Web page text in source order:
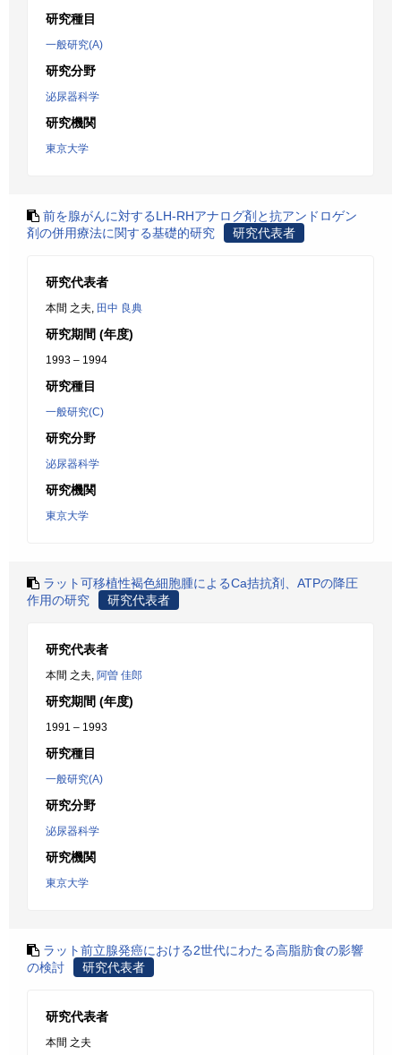
研究種目
一般研究(A)
研究分野
泌尿器科学
研究機関
東京大学
前を腺がんに対するLH-RHアナログ剤と抗アンドロゲン
剤の併用療法に関する基礎的研究
研究代表者
研究代表者
本間 之夫, 田中 良典
研究期間 (年度)
1993 – 1994
研究種目
一般研究(C)
研究分野
泌尿器科学
研究機関
東京大学
ラット可移植性褐色細胞腫によるCa拮抗剤、ATPの降圧
作用の研究
研究代表者
研究代表者
本間 之夫, 阿曽 佳郎
研究期間 (年度)
1991 – 1993
研究種目
一般研究(A)
研究分野
泌尿器科学
研究機関
東京大学
ラット前立腺発癌における2世代にわたる高脂肪食の影響
の検討
研究代表者
研究代表者
本間 之夫